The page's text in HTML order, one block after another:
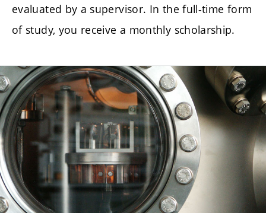
evaluated by a supervisor. In the full-time form
of study, you receive a monthly scholarship.